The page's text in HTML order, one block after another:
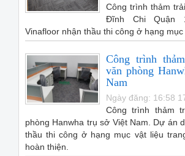
Công trình thảm
Đĩnh Chi Quận
Vinafloor nhận thầu thi công ở hạng mục
Công trình
văn phòng
Nam
Ngày đăng: 16:58
Công trình thảm
phòng Hanwha trụ sở Việt Nam. Dự án
thầu thi công ở hạng mục vật liệu
hoàn thiện.